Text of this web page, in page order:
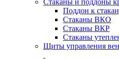
Стаканы и поддоны
Поддон к
Стаканы ВКО
Стаканы ВКР
Стаканы
Щиты управления